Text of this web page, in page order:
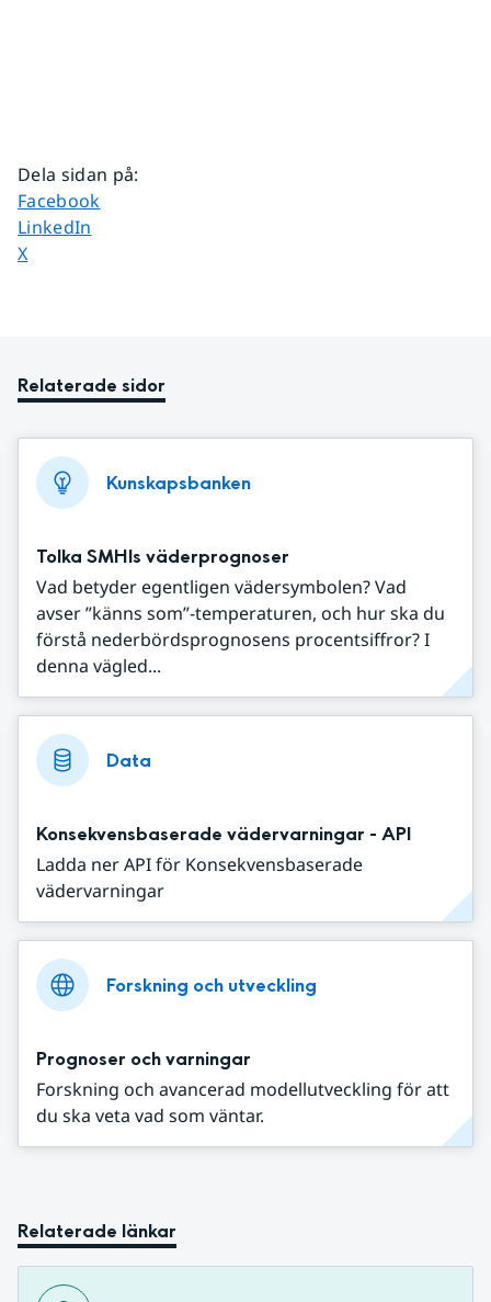
Dela sidan på:
Dela sidan på
Facebook
Dela sidan på
LinkedIn
Dela sidan på
X
Relaterade sidor
Kunskapsbanken
Tolka SMHIs väderprognoser
Vad betyder egentligen vädersymbolen? Vad
avser ”känns som”-temperaturen, och hur ska du
förstå nederbördsprognosens procentsiffror? I
denna vägled...
Data
Konsekvensbaserade vädervarningar - API
Ladda ner API för Konsekvensbaserade
vädervarningar
Forskning och utveckling
Prognoser och varningar
Forskning och avancerad modellutveckling för att
du ska veta vad som väntar.
Relaterade länkar